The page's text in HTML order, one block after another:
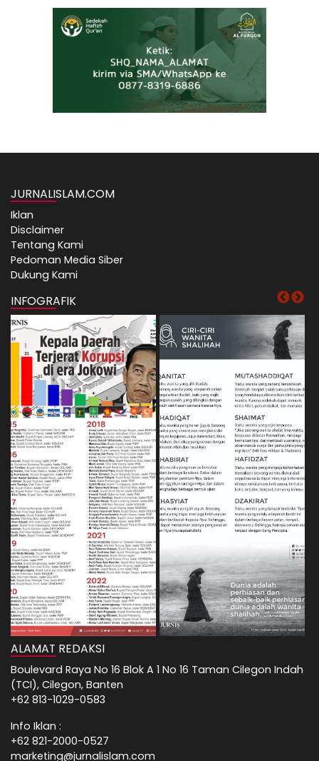
JURNALISLAM.COM
Iklan
Disclaimer
Tentang Kami
Pedoman Media Siber
Dukung Kami
INFOGRAFIK
ALAMAT REDAKSI
Boulevard Raya No 16 Blok A 1 No 16 Taman Cilegon Indah
(TCI), Cilegon, Banten
+62 813-1029-0583
Info Iklan :
+62 821-2000-0527
marketing@jurnalislam.com